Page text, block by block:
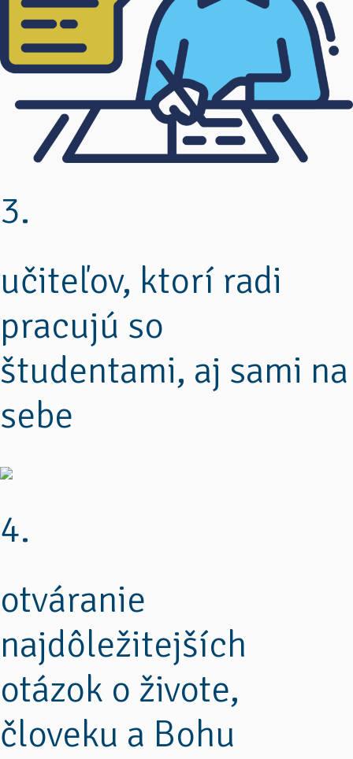
3.
učiteľov, ktorí radi
pracujú so
študentami, aj sami na
sebe
4.
otváranie
najdôležitejších
otázok o živote,
človeku a Bohu